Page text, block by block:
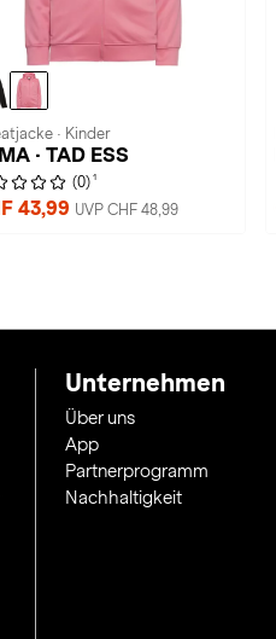
· Kinder
· TAD ESS
(0) 1
43,99 UVP CHF 48,99
Unternehmen
Über uns
App
Partnerprogramm
Nachhaltigkeit